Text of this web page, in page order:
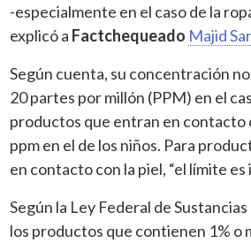
-especialmente en el caso de la
explicó a Factchequeado Majid
Según cuenta, su concentración
20 partes por millón (PPM) en el
productos que entran en contacto
ppm en el de los niños. Para
en contacto con la piel, “el límite es
Según la Ley Federal de
los productos que contienen 1% o